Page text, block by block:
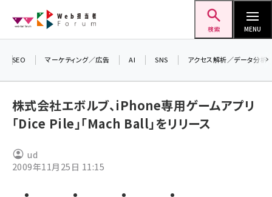
ン
検索 MENU
SEO マーケティング／広告 AI SNS アクセス解析／データ分析
株式会社エボルブ、iPhone専用ゲームアプリ
「Dice Pile」「Mach Ball」をリリース
ud
2009年11月25日 11:15
＼ 8
生成
るセ